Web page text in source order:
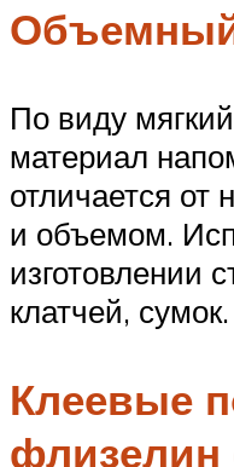
По виду
материал
отличается от
и объемом.
изготовлении
клатчей, сумок.
Клеевые